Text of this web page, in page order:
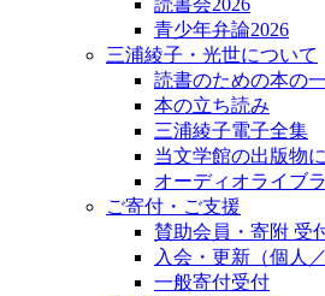
読書会2026
青少年弁論2026
三浦綾子・光世について
読書のための本の
本の立ち読み
三浦綾子電子全集
当文学館の出版物
オーディオライブ
ご寄付・ご支援
賛助会員・寄附 受
入会・更新（個人
一般寄付受付